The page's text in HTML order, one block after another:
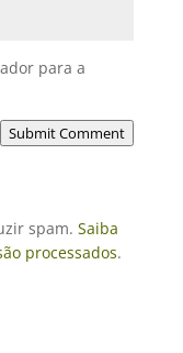
para a
Submit Comment
spam. Saiba
processados.